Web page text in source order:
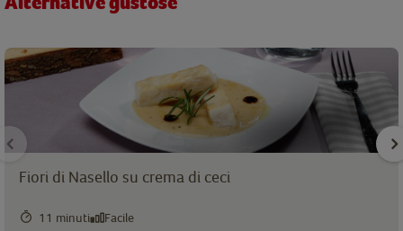
Fiori di Nasello su crema di ceci
11 minuti Facile